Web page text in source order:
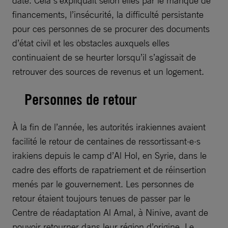
financements, l’insécurité, la difficulté persistante
pour ces personnes de se procurer des documents
d’état civil et les obstacles auxquels elles
continuaient de se heurter lorsqu’il s’agissait de
retrouver des sources de revenus et un logement.
Personnes de retour
À la fin de l’année, les autorités irakiennes avaient
facilité le retour de centaines de ressortissant·e·s
irakiens depuis le camp d’Al Hol, en Syrie, dans le
cadre des efforts de rapatriement et de réinsertion
menés par le gouvernement. Les personnes de
retour étaient toujours tenues de passer par le
Centre de réadaptation Al Amal, à Ninive, avant de